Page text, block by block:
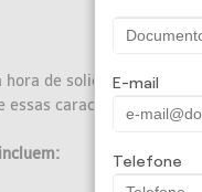
de solicitar uma
essas características e
E-mail
Telefone